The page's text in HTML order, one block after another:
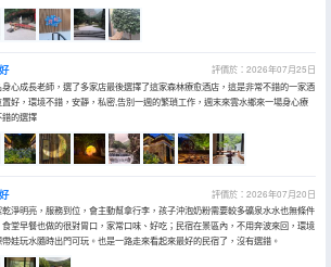
評價於：2026年07月25日
身心成長老師，選了多家店最後選擇了這家森林療愈酒店，這是非常不錯的一家酒
置好，環境不錯，安靜，私密,告別一週的繁瑣工作，週末來雲水鄉來一場身心療
錯的選擇
評價於：2026年07月20日
乾淨明亮，服務到位，會主動幫拿行李，孩子沖泡奶粉需要較多礦泉水水也無條件
食堂早餐也做的很對胃口，家常口味、好吃；民宿在景區內，不用奔波來回，環境
娃玩水隨時出門可玩。也是一路走來看起來最好的民宿了，沒有選錯。